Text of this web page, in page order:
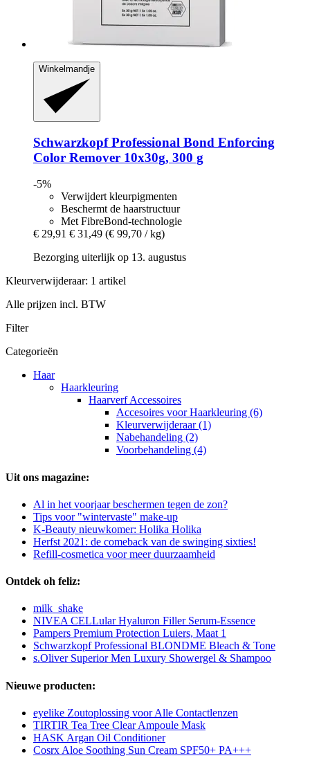
Winkelmandje
Schwarzkopf Professional Bond Enforcing
Color Remover 10x30g, 300 g
-5%
Verwijdert kleurpigmenten
Beschermt de haarstructuur
Met FibreBond-technologie
€ 29,91 € 31,49 (€ 99,70 / kg)
Bezorging uiterlijk op 13. augustus
Kleurverwijderaar: 1 artikel
Alle prijzen incl. BTW
Filter
Categorieën
Haar
Haarkleuring
Haarverf Accessoires
Accesoires voor Haarkleuring (6)
Kleurverwijderaar (1)
Nabehandeling (2)
Voorbehandeling (4)
Uit ons magazine:
Al in het voorjaar beschermen tegen de zon?
Tips voor "wintervaste" make-up
K-Beauty nieuwkomer: Holika Holika
Herfst 2021: de comeback van de swinging sixties!
Refill-cosmetica voor meer duurzaamheid
Ontdek oh feliz:
milk_shake
NIVEA CELLular Hyaluron Filler Serum-Essence
Pampers Premium Protection Luiers, Maat 1
Schwarzkopf Professional BLONDME Bleach & Tone
s.Oliver Superior Men Luxury Showergel & Shampoo
Nieuwe producten:
eyelike Zoutoplossing voor Alle Contactlenzen
TIRTIR Tea Tree Clear Ampoule Mask
HASK Argan Oil Conditioner
Cosrx Aloe Soothing Sun Cream SPF50+ PA+++